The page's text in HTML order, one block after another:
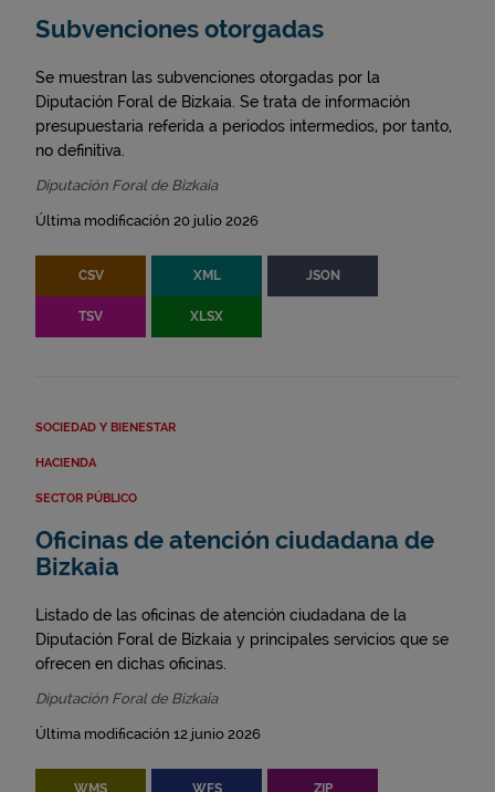
Subvenciones otorgadas
Se muestran las subvenciones otorgadas por la
Diputación Foral de Bizkaia. Se trata de información
presupuestaria referida a periodos intermedios, por tanto,
no definitiva.
Diputación Foral de Bizkaia
Última modificación 20 julio 2026
CSV XML JSON
TSV XLSX
SOCIEDAD Y BIENESTAR
HACIENDA
SECTOR PÚBLICO
Oficinas de atención ciudadana de
Bizkaia
Listado de las oficinas de atención ciudadana de la
Diputación Foral de Bizkaia y principales servicios que se
ofrecen en dichas oficinas.
Diputación Foral de Bizkaia
Última modificación 12 junio 2026